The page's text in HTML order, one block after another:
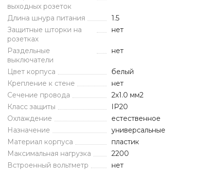
выходных розеток
Длина шнура питания
1.5
Защитные шторки на
розетках
нет
Раздельные
выключатели
нет
Цвет корпуса
белый
Крепление к стене
нет
Сечение провода
2х1.0 мм2
Класс защиты
IP20
Охлаждение
естественное
Назначение
универсальные
Материал корпуса
пластик
Максимальная нагрузка
2200
Встроенный вольтметр
нет